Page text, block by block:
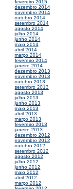
fevereiro 2015
dezembro 2014
novembro 2014
outubro 2014
setembro 2014
agosto 2014
julho 2014
junho 2014
maio 2014
abril 2014
março 2014
fevereiro 2014
janeiro 2014
dezembro 2013
novembro 2013
outubro 2013
setembro 2013
agosto 2013
julho 2013
junho 2013
maio 2013
abril 2013
março 2013
fevereiro 2013
janeiro 2013
dezembro 2012
novembro 2012
outubro 2012
setembro 2012
agosto 2012
julho 2012
junho 2012
maio 2012
abril 2012
março 2012